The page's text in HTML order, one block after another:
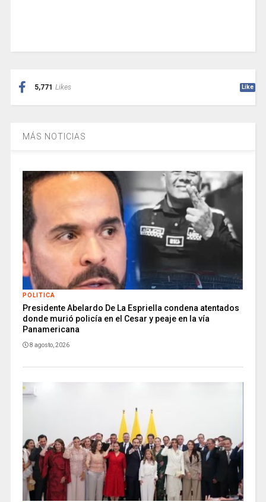
5,771 Likes Like
MÁS NOTICIAS
POLITICA
Presidente Abelardo De La Espriella condena atentados
donde murió policía en el Cesar y peaje en la vía
Panamericana
8 agosto, 2026